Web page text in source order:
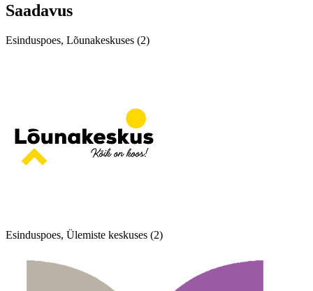
Saadavus
Esinduspoes, Lõunakeskuses (2)
Esinduspoes, Ülemiste keskuses (2)